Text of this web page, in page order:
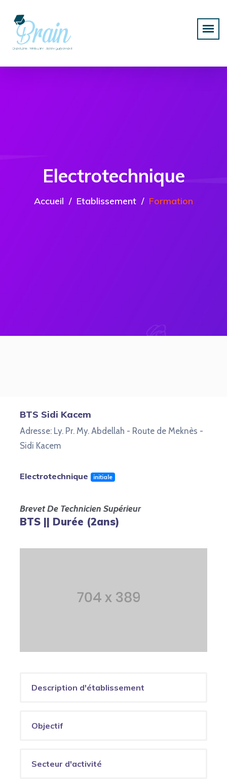
Electrotechnique
Accueil Etablissement Formation
BTS Sidi Kacem
Adresse: Ly. Pr. My. Abdellah - Route de Meknès -
Sidi Kacem
Electrotechnique initiale
Brevet De Technicien Supérieur
BTS || Durée (2ans)
Description d'établissement
Objectif
Secteur d'activité